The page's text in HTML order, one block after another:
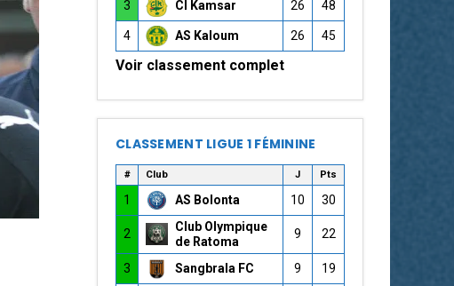
3 CI Kamsar 26 48
4 AS Kaloum 26 45
Voir classement complet
CLASSEMENT LIGUE 1 FÉMININE
# Club J Pts
1 AS Bolonta 10 30
2
Club Olympique
de Ratoma
9 22
3 Sangbrala FC 9 19